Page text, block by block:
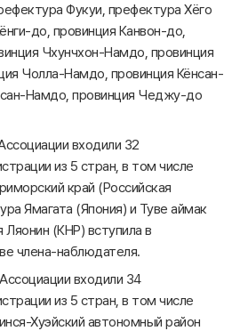
Фукуи, префектура Хёго
до, провинция Канвон-до,
Чхунчхон-Намдо, провинция
Чолла-Намдо, провинция Кёнсан-
Намдо, провинция Чеджу-до
входили 32
из 5 стран, в том числе
край (Российская
Ямагата (Япония) и Туве аймак
(КНР) вступила в
члена-наблюдателя.
входили 34
из 5 стран, в том числе
Хуэйский автономный район